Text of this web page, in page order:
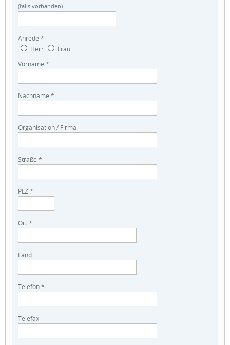
(falls vorhanden)
Anrede *
Herr
Frau
Vorname *
Nachname *
Organisation / Firma
Straße *
PLZ *
Ort *
Land
Telefon *
Telefax